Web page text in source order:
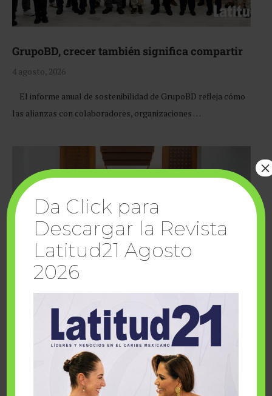
GrupoBD, crecer también significa compartir
4 agosto, 2026
El informe anual de sostenibilidad de GrupoBD refleja cómo
las alianzas con colaboradores, organizaciones …
Cuando la solidaridad inspira; cumplen
sueños Fairmont Mayakoba y Make-A-Wish
Da Click para
Descargar la Revista
Latitud21 Agosto
2026
×